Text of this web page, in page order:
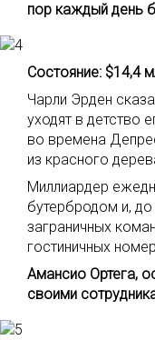
пор каждый день
Состояние: $14,4
Чарли Эрден
уходят в детство
во времена
из красного
Миллиардер
бутербродом и,
заграничных
гостиничных
Амансио Ортега,
своими